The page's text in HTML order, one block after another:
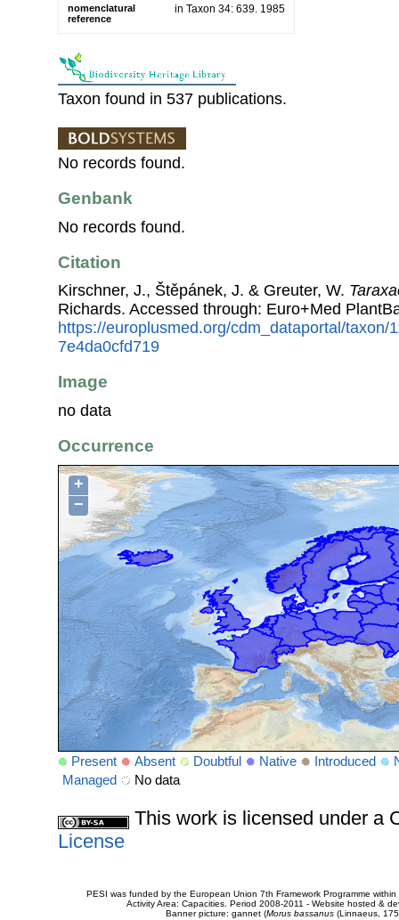
nomenclatural
reference
in Taxon 34: 639. 1985
Taxon found in 537 publications.
No records found.
Genbank
No records found.
Citation
Kirschner, J., Štěpánek, J. & Greuter, W.
Richards. Accessed through: Euro+Med
https://europlusmed.org/cdm_dataportal/taxon/
7e4da0cfd719
Image
no data
Occurrence
+
−
Present Absent Doubtful Native Introduced
Managed
No data
This work is licensed under a
License
PESI was funded by the European Union 7th Framework Programme
Activity Area: Capacities. Period 2008-2011 - Website hosted &
Banner picture: gannet (Morus bassanus(Linnaeus,